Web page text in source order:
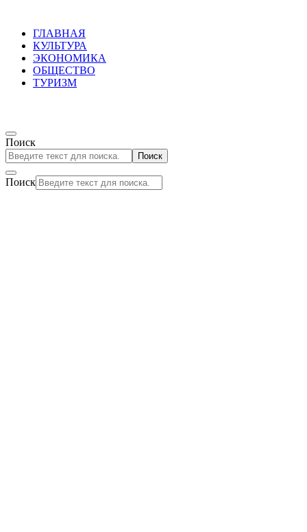
ГЛАВНАЯ
КУЛЬТУРА
ЭКОНОМИКА
ОБЩЕСТВО
ТУРИЗМ
Поиск
Поиск
Поиск